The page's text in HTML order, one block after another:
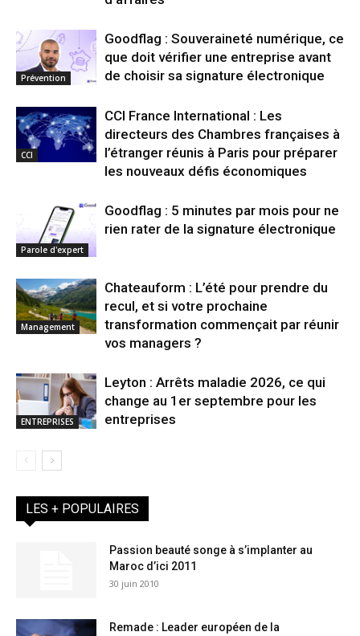
Prévention
Goodflag : Souveraineté numérique, ce
que doit vérifier une entreprise avant
de choisir sa signature électronique
CCI
CCI France International : Les
directeurs des Chambres françaises à
l’étranger réunis à Paris pour préparer
les nouveaux défis économiques
Parole d'expert
Goodflag : 5 minutes par mois pour ne
rien rater de la signature électronique
Management
Chateauform : L’été pour prendre du
recul, et si votre prochaine
transformation commençait par réunir
vos managers ?
ENTREPRISES
Leyton : Arrêts maladie 2026, ce qui
change au 1er septembre pour les
entreprises
LES + POPULAIRES
Passion beauté songe à s’implanter au
Maroc d’ici 2011
30 juin 2010
Remade : Leader européen de la